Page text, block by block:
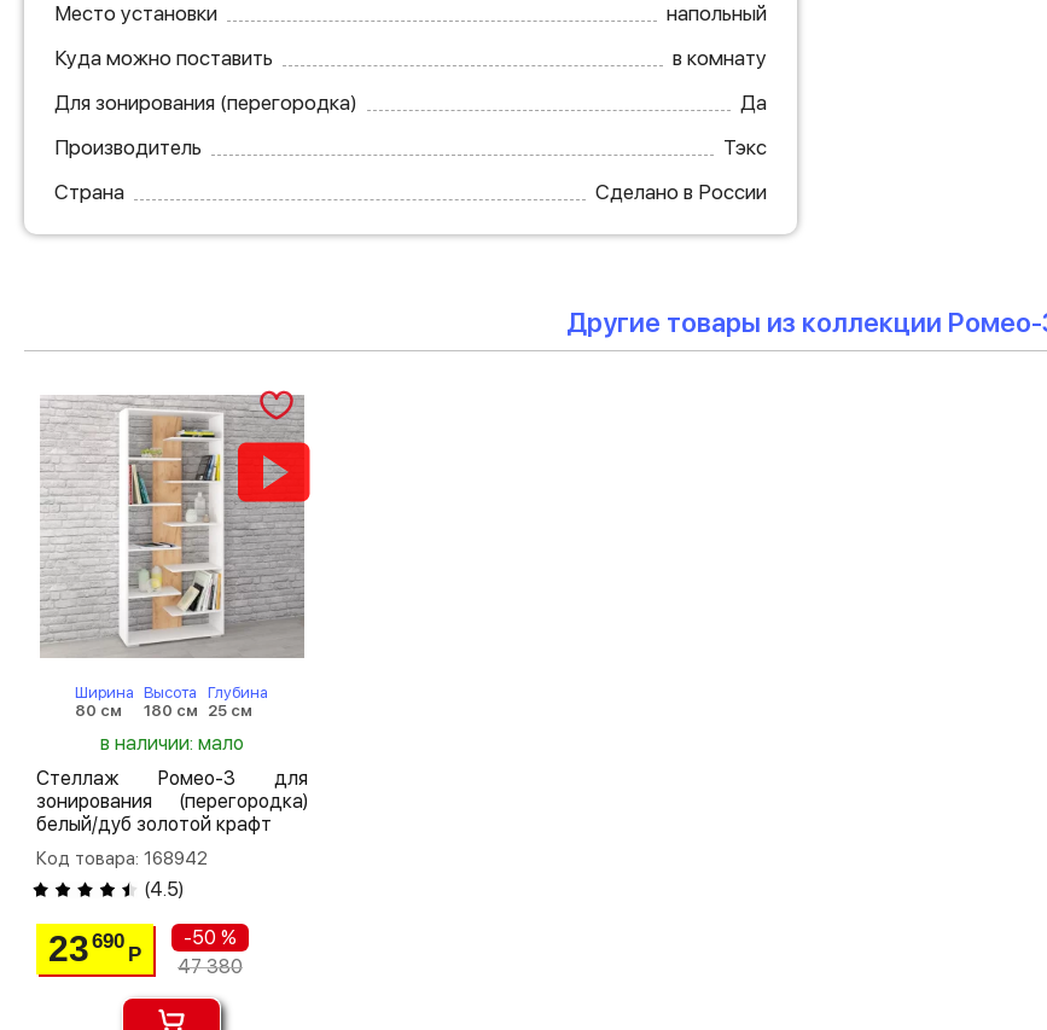
Место установки
напольный
Куда можно поставить
в комнату
Для зонирования (перегородка)
Да
Производитель
Тэкс
Страна
Сделано в России
Другие товары из коллекции Ромео-
Ширина
80 см
Высота
180 см
Глубина
25 см
в наличии: мало
Стеллаж Ромео-3 для
зонирования (перегородка)
белый/дуб золотой крафт
Код товара: 168942
(4.5)
23690
Р
-50 %
47 380